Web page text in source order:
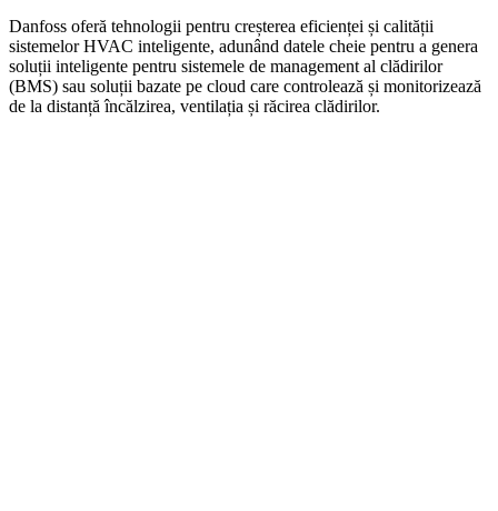
Danfoss oferă tehnologii pentru creșterea eficienței și calității
sistemelor HVAC inteligente, adunând datele cheie pentru a genera
soluții inteligente pentru sistemele de management al clădirilor
(BMS) sau soluții bazate pe cloud care controlează și monitorizează
de la distanță încălzirea, ventilația și răcirea clădirilor.